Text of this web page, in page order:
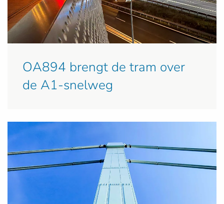
OA894 brengt de tram over
de A1-snelweg